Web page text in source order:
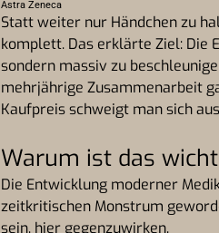
Astra Zeneca
Statt weiter nur Händchen zu
komplett. Das erklärte Ziel: Die
sondern massiv zu
mehrjährige Zusammenarbeit
Kaufpreis schweigt man sich
Warum ist das
Die Entwicklung moderner
zeitkritischen Monstrum
sein, hier gegenzuwirken.